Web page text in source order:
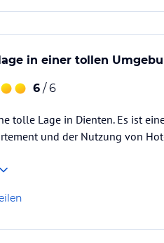
Alle Angaben
die verbindlichen
in einer tollen
6 / 6
tolle Lage in Dienten. Es ist
und der Nutzung von